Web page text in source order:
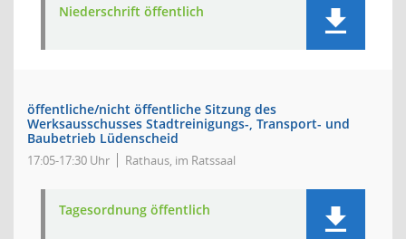
Niederschrift öffentlich
öffentliche/nicht öffentliche Sitzung des
Werksausschusses Stadtreinigungs-, Transport- und
Baubetrieb Lüdenscheid
17:05-17:30 Uhr Rathaus, im Ratssaal
Tagesordnung öffentlich